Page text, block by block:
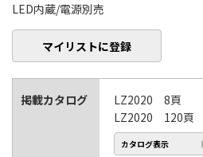
LED内蔵/電源別売
マイリストに登録
掲載カタログ
LZ2020 8頁
LZ2020 120頁
カタログ表示